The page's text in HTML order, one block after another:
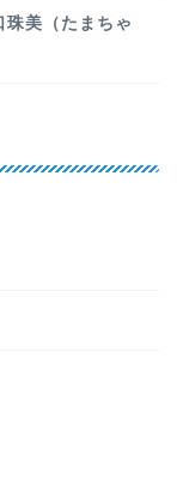
珠美（たまちゃ